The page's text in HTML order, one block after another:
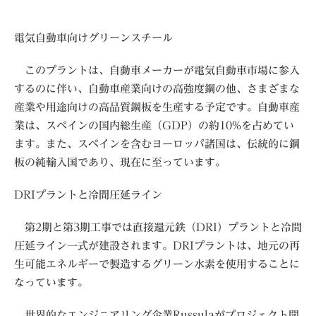
電気自動車向けグリーンスチール
このプラントは、自動車メーカーが電気自動車市場に参入
するのに伴い、自動車産業向けの高強度鋼の他、さまざまな
産業や用途向けの高品質鋼板を生産する予定です。自動車産
業は、スペインの国内総生産（GDP）の約10%を占めてい
ます。また、スペインを含むヨーロッパ諸国は、伝統的に鋼
板の純輸入国であり、現在に至っています。
DRIプラントと冷間圧延ライン
第2期と第3期工事では直接還元鉄（DRI）プラントと冷間
圧延ライン一式が建設されます。DRIプラントは、地元の再
生可能エネルギーで製造するグリーン水素を使用することに
なっています。